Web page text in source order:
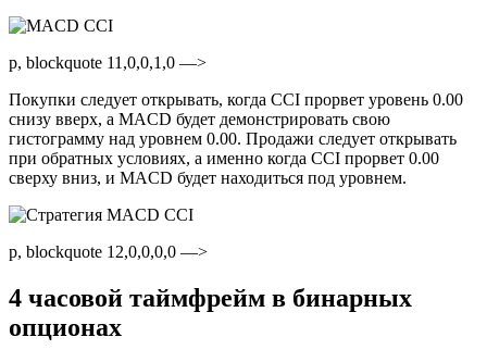
p, blockquote 11,0,0,1,0 —>
Покупки следует открывать, когда CCI прорвет уровень 0.00
снизу вверх, а MACD будет демонстрировать свою
гистограмму над уровнем 0.00. Продажи следует открывать
при обратных условиях, а именно когда CCI прорвет 0.00
сверху вниз, и MACD будет находиться под уровнем.
p, blockquote 12,0,0,0,0 —>
4 часовой таймфрейм в бинарных
опционах